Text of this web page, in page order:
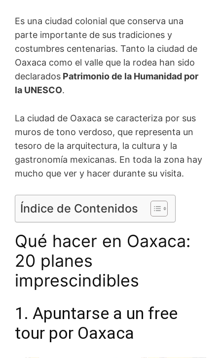
Es una ciudad colonial que conserva una
parte importante de sus tradiciones y
costumbres centenarias. Tanto la ciudad de
Oaxaca como el valle que la rodea han sido
declarados Patrimonio de la Humanidad por
la UNESCO.
La ciudad de Oaxaca se caracteriza por sus
muros de tono verdoso, que representa un
tesoro de la arquitectura, la cultura y la
gastronomía mexicanas. En toda la zona hay
mucho que ver y hacer durante su visita.
Índice de Contenidos
Qué hacer en Oaxaca:
20 planes
imprescindibles
1. Apuntarse a un free
tour por Oaxaca